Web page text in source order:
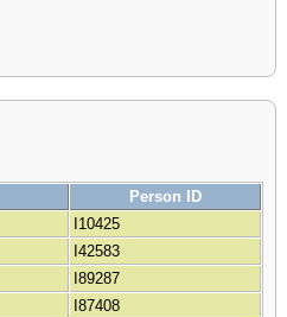
Person ID
I10425
I42583
I89287
I87408